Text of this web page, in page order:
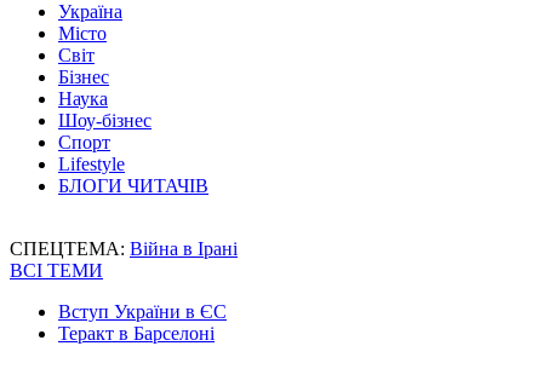
Україна
Місто
Світ
Бізнес
Наука
Шоу-бізнес
Спорт
Lifestyle
БЛОГИ ЧИТАЧІВ
СПЕЦТЕМА: Війна в Ірані
ВСІ ТЕМИ
Вступ України в ЄС
Теракт в Барселоні